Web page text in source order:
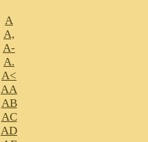
A
A,
A-
A.
A<
AA
AB
AC
AD